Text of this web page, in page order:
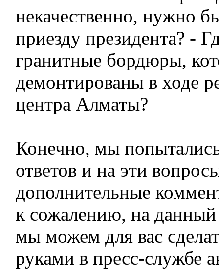
некачественно, нужно
приезду президента? -
гранитные бордюры,
демонтированы в ходе
центра Алматы?
Конечно, мы
ответов и на эти
дополнительные
к сожалению, на данный
мы можем для вас
руками в пресс-службе